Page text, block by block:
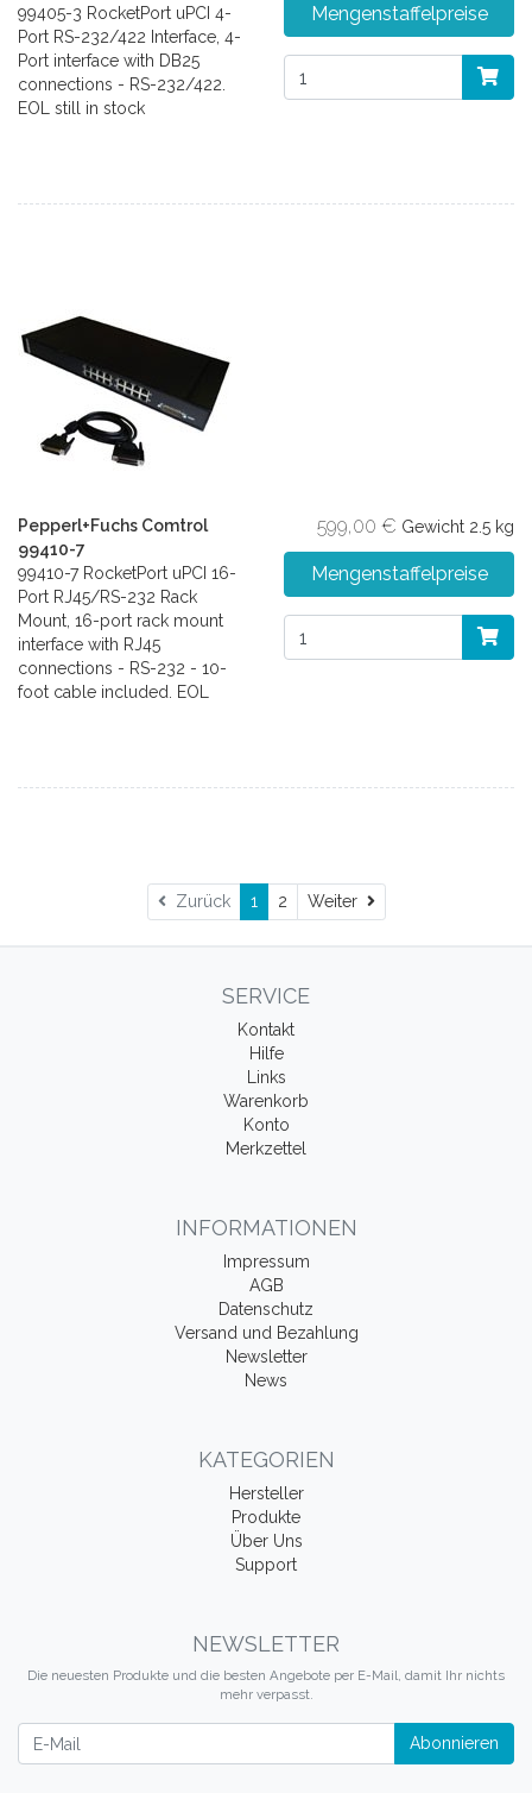
99405-3 RocketPort uPCI 4-
Port RS-232/422 Interface, 4-
Port interface with DB25
connections - RS-232/422.
EOL still in stock
Mengenstaffelpreise
Pepperl+Fuchs Comtrol
99410-7
99410-7 RocketPort uPCI 16-
Port RJ45/RS-232 Rack
Mount, 16-port rack mount
interface with RJ45
connections - RS-232 - 10-
foot cable included. EOL
599,00 € Gewicht 2.5 kg
Mengenstaffelpreise
Zurück 1 2 Weiter Weiter
SERVICE
Kontakt
Hilfe
Links
Warenkorb
Konto
Merkzettel
INFORMATIONEN
Impressum
AGB
Datenschutz
Versand und Bezahlung
Newsletter
News
KATEGORIEN
Hersteller
Produkte
Über Uns
Support
NEWSLETTER
Die neuesten Produkte und die besten Angebote per E-Mail, damit Ihr nichts
mehr verpasst.
Abonnieren